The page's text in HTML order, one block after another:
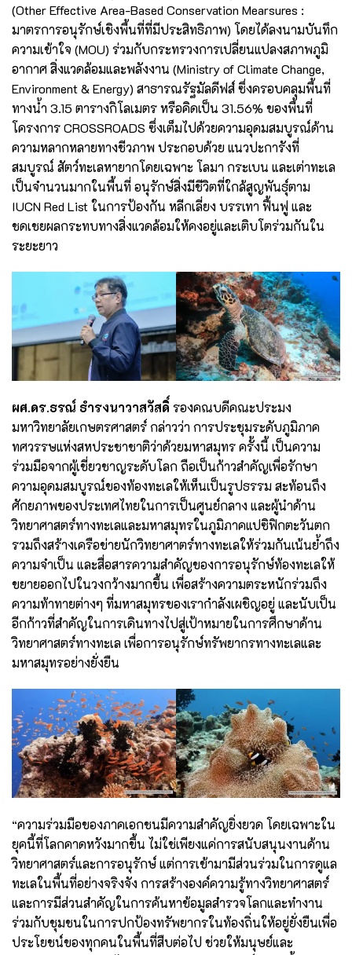
(Other Effective Area-Based Conservation Mearsures :
มาตรการอนุรักษ์เชิงพื้นที่ที่มีประสิทธิภาพ) โดยได้ลงนามบันทึก
ความเข้าใจ (MOU) ร่วมกับกระทรวงการเปลี่ยนแปลงสภาพภูมิ
อากาศ สิ่งแวดล้อมและพลังงาน (Ministry of Climate Change,
Environment & Energy) สาธารณรัฐมัลดีฟส์ ซึ่งครอบคลุมพื้นที่
ทางน้ำ 3.15 ตารางกิโลเมตร หรือคิดเป็น 31.56% ของพื้นที่
โครงการ CROSSROADS ซึ่งเต็มไปด้วยความอุดมสมบูรณ์ด้าน
ความหลากหลายทางชีวภาพ ประกอบด้วย แนวปะการังที่
สมบูรณ์ สัตว์ทะเลหายากโดยเฉพาะ โลมา กระเบน และเต่าทะเล
เป็นจำนวนมากในพื้นที่ อนุรักษ์สิ่งมีชีวิตที่ใกล้สูญพันธุ์ตาม
IUCN Red List ในการป้องกัน หลีกเลี่ยง บรรเทา ฟื้นฟู และ
ชดเชยผลกระทบทางสิ่งแวดล้อมให้คงอยู่และเติบโตร่วมกันใน
ระยะยาว
ผศ.ดร.ธรณ์ ธำรงนาวาสวัสดิ์ รองคณบดีคณะประมง
มหาวิทยาลัยเกษตรศาสตร์ กล่าวว่า การประชุมระดับภูมิภาค
ทศวรรษแห่งสหประชาชาติว่าด้วยมหาสมุทร ครั้งนี้ เป็นความ
ร่วมมือจากผู้เชี่ยวชาญระดับโลก ถือเป็นก้าวสำคัญเพื่อรักษา
ความอุดมสมบูรณ์ของท้องทะเลให้เห็นเป็นรูปธรรม สะท้อนถึง
ศักยภาพของประเทศไทยในการเป็นศูนย์กลาง และผู้นำด้าน
วิทยาศาสตร์ทางทะเลและมหาสมุทรในภูมิภาคแปซิฟิกตะวันตก
รวมถึงสร้างเครือข่ายนักวิทยาศาตร์ทางทะเลให้ร่วมกันเน้นย้ำถึง
ความจำเป็น และสื่อสารความสำคัญของการอนุรักษ์ท้องทะเลให้
ขยายออกไปในวงกว้างมากขึ้น เพื่อสร้างความตระหนักร่วมถึง
ความท้าทายต่างๆ ที่มหาสมุทรของเรากำลังเผชิญอยู่ และนับเป็น
อีกก้าวที่สำคัญในการเดินทางไปสู่เป้าหมายในการศึกษาด้าน
วิทยาศาสตร์ทางทะเล เพื่อการอนุรักษ์ทรัพยากรทางทะเลและ
มหาสมุทรอย่างยั่งยืน
“ความร่วมมือของภาคเอกชนมีความสำคัญยิ่งยวด โดยเฉพาะใน
ยุคนี้ที่โลกคาดหวังมากขึ้น ไม่ใช่เพียงแค่การสนับสนุนงานด้าน
วิทยาศาสตร์และการอนุรักษ์ แต่การเข้ามามีส่วนร่วมในการดูแล
ทะเลในพื้นที่อย่างจริงจัง การสร้างองค์ความรู้ทางวิทยาศาสตร์
และการมีส่วนสำคัญในการค้นหาข้อมูลสำรวจโลกและทำงาน
ร่วมกับชุมชนในการปกป้องทรัพยากรในท้องถิ่นให้อยู่ยั่งยืนเพื่อ
ประโยชน์ของทุกคนในพื้นที่สืบต่อไป ช่วยให้มนุษย์และ